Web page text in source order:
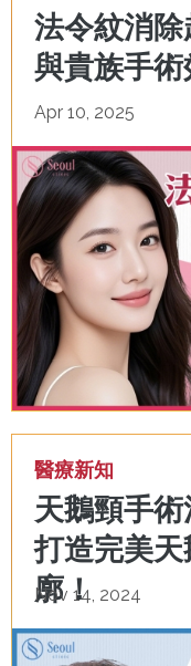
法令紋消
與貴族手術
Apr 10, 2025
醫療新知
天鵝頸手
打造完美
廓！
Nov 14, 2024